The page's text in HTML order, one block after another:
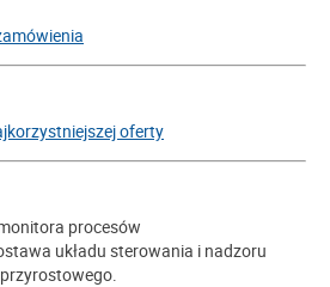
oferty
procesów
układu sterowania i nadzoru